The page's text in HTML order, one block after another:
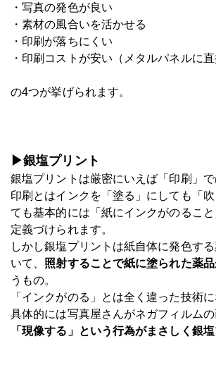
・写真の発色が良い
・素材の風合いを活かせる
・印刷が落ちにくい
・印刷コストが安い（メタルパネルに直
の4つが挙げられます。
▶銀塩プリント
銀塩プリントは厳密にいえば「印刷」で
印刷とはインクを「塗る」にしても「
ても基本的には「紙にインクがのるこ
定義づけられます。
しかし銀塩プリントは紙自体に発色す
いて、 照射することで紙に塗られた薬
うもの。
「インクがのる」とは全く違った技術に
具体的には写真屋さんがネガフィルム
「現像する」という行為がまさしく銀